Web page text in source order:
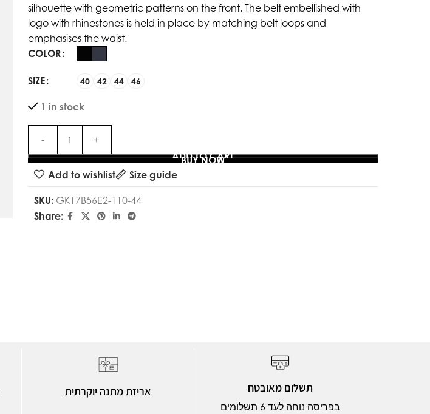
silhouette with geometric patterns on the front. The belt embellished with
logo with rhinestones is held in place by matching belt loops and
emphasises the waist.
COLOR
SIZE 40 42 44 46
1 in stock
ADD TO CART
BUY NOW
Add to wishlist
Size guide
SKU: GK17B56E2-110-44
Share:
אריזת מתנה יוקרתית תשלום מאובטח
בפריסה נוחה לעד 6 תשלומים